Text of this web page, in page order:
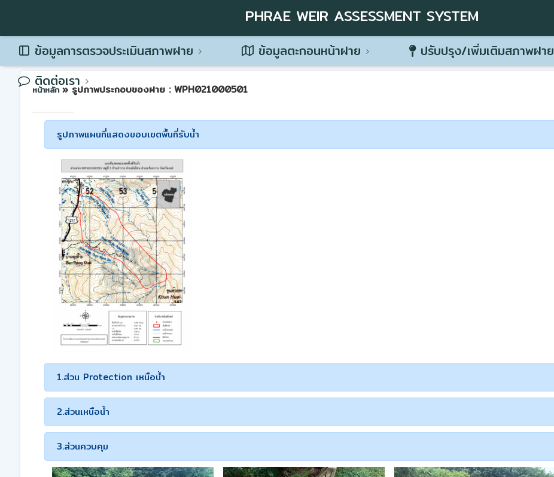
PHRAE WEIR ASSESSMENT SYSTEM
ข้อมูลการตรวจประเมินสภาพฝาย ข้อมูลตะกอนหน้าฝาย ปรับปรุง/เพิ่มเติมสภาพฝาย
ติดต่อเรา
หน้าหลัก » รูปภาพประกอบของฝาย : WPH021000501
รูปภาพแผนที่แสดงขอบเขตพื้นที่รับน้ำ
1.ส่วน Protection เหนือน้ำ
2.ส่วนเหนือน้ำ
3.ส่วนควบคุม